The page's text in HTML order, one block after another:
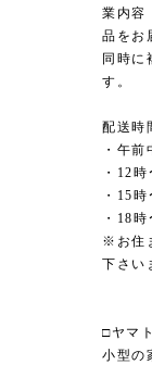
業内容
品をお
同時に
す。
配送時
・午前
・12
・15
・18
※お住
下さい
□ヤマ
小型の